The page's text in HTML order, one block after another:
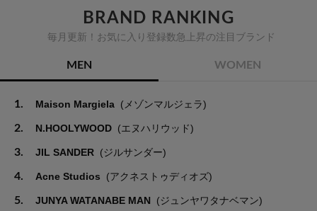
BRAND RANKING
毎月更新！お気に入り登録数急上昇の注目ブランド
MEN WOMEN
1. Maison Margiela (メゾンマルジェラ)
2. N.HOOLYWOOD (エヌハリウッド)
3. JIL SANDER (ジルサンダー)
4. Acne Studios (アクネストゥディオズ)
5. JUNYA WATANABE MAN (ジュンヤワタナベマン)